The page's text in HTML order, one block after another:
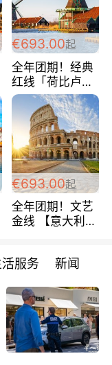
€693.00起
全年团期！经典
红线「荷比卢德
法」七天循环 五
国 仅售99欧/人/
天！巴黎上下！
包拼房~
€693.00起
全年团期！文艺
金线 【意大利一
每周铁发！
服务 新闻